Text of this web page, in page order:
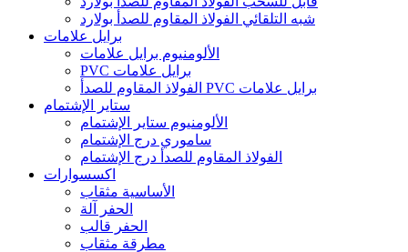
شبه التلقائي الفولاذ المقاوم للصدأ بولارد
برايل علامات
الألومنيوم برايل علامات
PVC برايل علامات
الفولاذ المقاوم للصدأ PVC برايل علامات
ستاير الإشتمام
الألومنيوم ستاير الإشتمام
ساموري درج الإشتمام
الفولاذ المقاوم للصدأ درج الإشتمام
اكسسوارات
الأساسية مثقاب
الحفر آلة
الحفر قالب
مطرقة مثقاب